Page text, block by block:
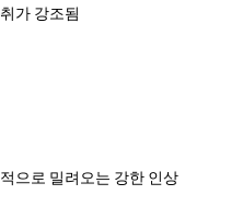
가 강조됨
으로 밀려오는 강한 인상